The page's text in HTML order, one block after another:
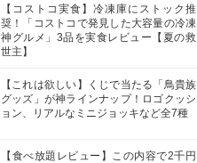
【コストコ実食】冷凍庫にストック推
奨！「コストコで発見した大容量の冷凍
神グルメ」3品を実食レビュー【夏の救
世主】
【これは欲しい】くじで当たる「鳥貴族
グッズ」が神ラインナップ！ロゴクッシ
ョン、リアルなミニジョッキなど全7種
【食べ放題レビュー】この内容で2千円